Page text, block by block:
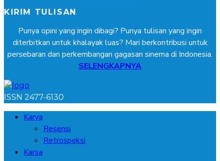
KIRIM TULISAN
Punya opini yang ingin dibagi? Punya tulisan yang ingin
diterbitkan untuk khalayak luas? Mari berkontribusi untuk
persebaran dan perkembangan gagasan sinema di Indonesia.
SELENGKAPNYA
ISSN 2477-6130
Karya
Resensi
Retrospeksi
Karsa